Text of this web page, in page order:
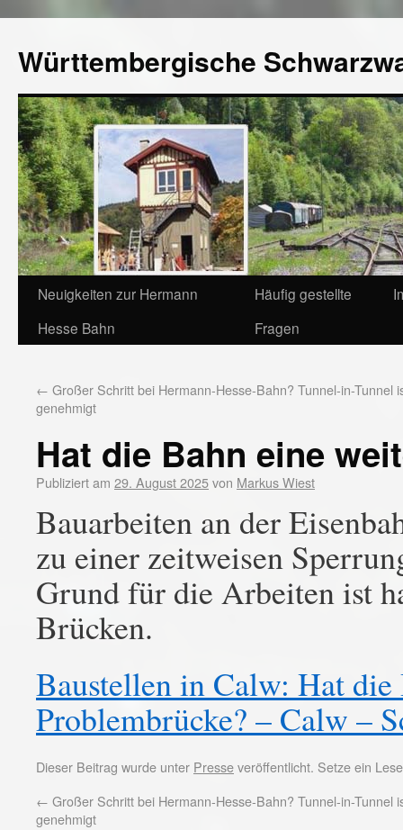
Württembergische
Neuigkeiten zur Hermann
Hesse Bahn
Häufig gestellte
Fragen
← Großer Schritt bei Hermann-Hesse-Bahn? Tunnel-in-Tunnel
genehmigt
Hat die Bahn eine
Publiziert am 29. August 2025von Markus Wiest
Bauarbeiten an der
zu einer zeitweisen
Grund für die Arbeiten ist
Brücken.
Baustellen in Calw: Hat die
Problembrücke? – Calw –
Dieser Beitrag wurde unter Presseveröffentlicht. Setze ein
← Großer Schritt bei Hermann-Hesse-Bahn? Tunnel-in-Tunnel
genehmigt